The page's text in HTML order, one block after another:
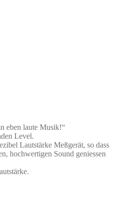
eben laute Musik!“
Level.
Lautstärke Meßgerät, so dass
hochwertigen Sound geniessen